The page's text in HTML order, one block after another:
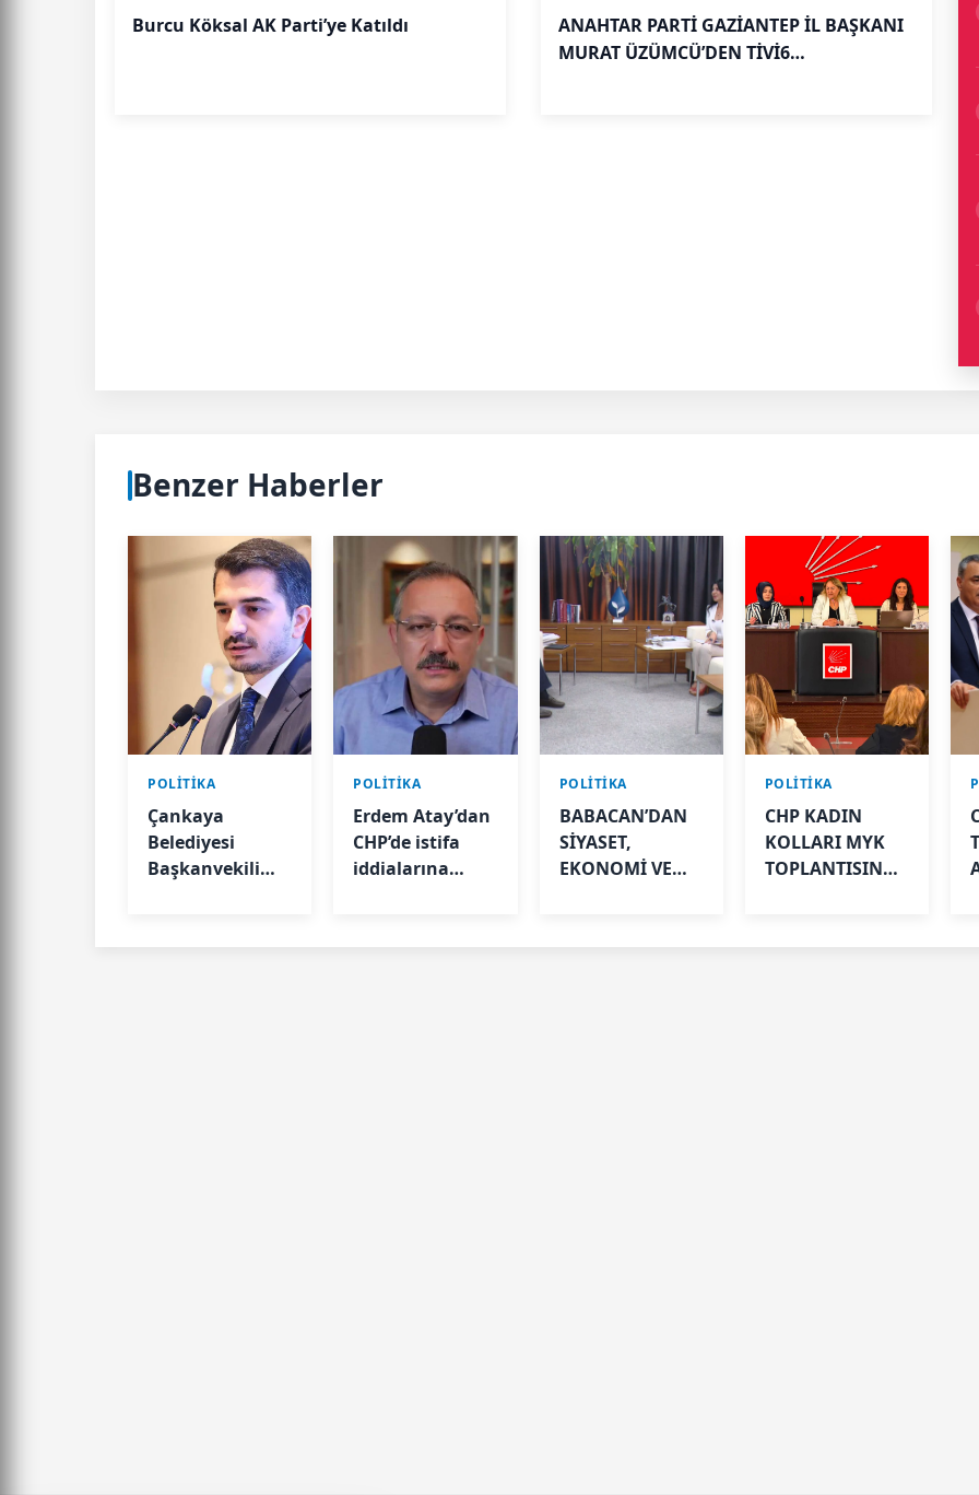
Burcu Köksal AK Parti’ye Katıldı
ANAHTAR PARTİ GAZİANTEP İL BAŞKANI
MURAT ÜZÜMCÜ’DEN TİVİ6
Benzer Haberler
POLİTİKA
Çankaya
Belediyesi
Başkanvekili
POLİTİKA
Erdem Atay’dan
CHP’de istifa
iddialarına
POLİTİKA
BABACAN’DAN
SİYASET,
EKONOMİ VE
POLİTİKA
CHP KADIN
KOLLARI MYK
TOPLANTISINDA